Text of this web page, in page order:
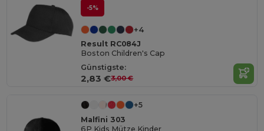
-5%
+4
Result RC084J
Boston Children's Cap
Günstigste:
2,83 €3,00 €
+5
Malfini 303
6P Kids Mütze Kinder